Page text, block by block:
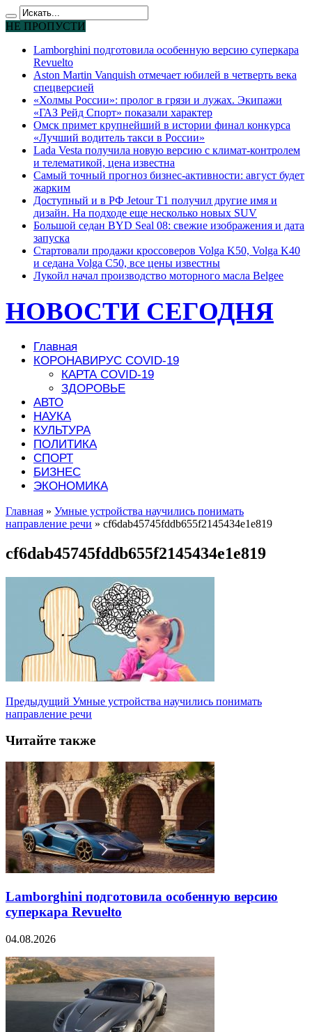
НЕ ПРОПУСТИ
Lamborghini подготовила особенную версию суперкара
Revuelto
Aston Martin Vanquish отмечает юбилей в четверть века
спецверсией
«Холмы России»: пролог в грязи и лужах. Экипажи
«ГАЗ Рейд Спорт» показали характер
Омск примет крупнейший в истории финал конкурса
«Лучший водитель такси в России»
Lada Vesta получила новую версию с климат-контролем
и телематикой, цена известна
Самый точный прогноз бизнес-активности: август будет
жарким
Доступный и в РФ Jetour T1 получил другие имя и
дизайн. На подходе еще несколько новых SUV
Большой седан BYD Seal 08: свежие изображения и дата
запуска
Стартовали продажи кроссоверов Volga K50, Volga K40
и седана Volga C50, все цены известны
Лукойл начал производство моторного масла Belgee
НОВОСТИ СЕГОДНЯ
Главная
КОРОНАВИРУС COVID-19
КАРТА COVID-19
ЗДОРОВЬЕ
АВТО
НАУКА
КУЛЬТУРА
ПОЛИТИКА
СПОРТ
БИЗНЕС
ЭКОНОМИКА
Главная » Умные устройства научились понимать
направление речи » cf6dab45745fddb655f2145434e1e819
cf6dab45745fddb655f2145434e1e819
Предыдущий Умные устройства научились понимать
направление речи
Читайте также
Lamborghini подготовила особенную версию
суперкара Revuelto
04.08.2026